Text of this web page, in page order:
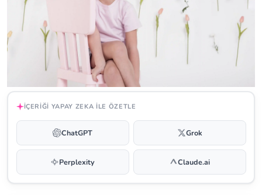
İÇERIĞI YAPAY ZEKA ILE ÖZETLE
ChatGPT Grok
Perplexity Claude.ai